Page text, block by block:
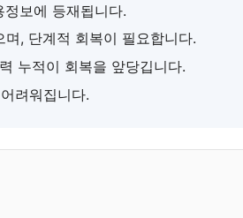
정보에 등재됩니다.
, 단계적 회복이 필요합니다.
누적이 회복을 앞당깁니다.
려워집니다.